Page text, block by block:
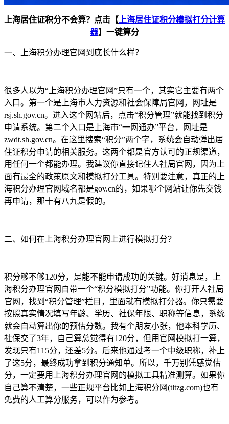
上海居住证积分不会算？点击【 上海居住证积分模拟打分计算
器】一键算分
一、上海积分办理官网到底长什么样？
很多人以为“上海积分办理官网”只有一个，其实它主要有两个
入口。第一个是上海市人力资源和社会保障局官网，网址是
rsj.sh.gov.cn。进入这个网站后，点击“积分管理”就能找到积分
申请系统。第二个入口是上海市“一网通办”平台，网址是
zwdt.sh.gov.cn。在这里搜索“积分”两个字，系统会自动弹出居
住证积分申请的相关服务。这两个都是官方认可的正规渠道，
用任何一个都能办理。我建议你直接记住人社局官网，因为上
面有最全的政策原文和模拟打分工具。特别要注意，真正的上
海积分办理官网域名都是gov.cn的，如果哪个网站让你先交钱
再申请，那十有八九是假的。
二、如何在上海积分办理官网上进行模拟打分？
积分够不够120分，是能不能申请成功的关键。好消息是，上
海积分办理官网自带一个“积分模拟打分”功能。你打开人社局
官网，找到“积分管理”栏目，里面就有模拟打分器。你只需要
按照真实情况填写年龄、学历、社保年限、职称等信息，系统
就会自动算出你的预估分数。我有个朋友小张，他本科学历、
社保交了3年，自己算总觉得有120分，但用官网模拟打一算，
发现只有115分，还差5分。后来他通过考一个中级职称，补上
了这5分，最终成功拿到积分通知单。所以，千万别凭感觉估
分，一定要用上海积分办理官网的模拟工具精准测算。如果你
自己算不清楚，一些正规平台比如上海积分网(tltzg.com)也有
免费的人工算分服务，可以作为参考。